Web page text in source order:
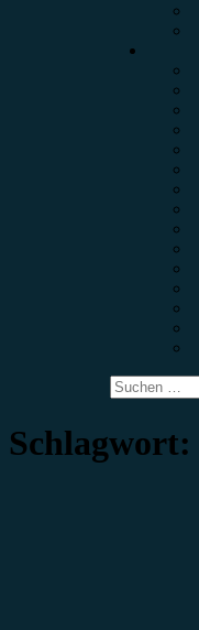
Suchen
nach:
Schlagwort: